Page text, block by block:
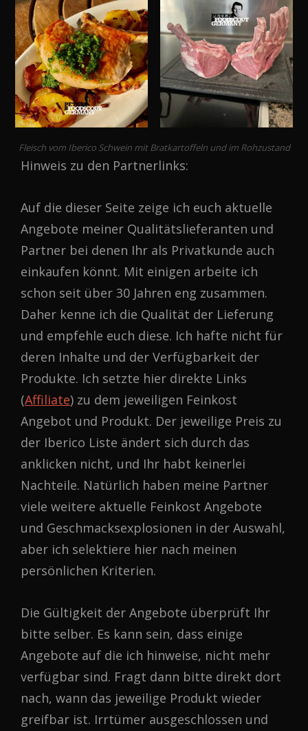
Fleisch vom Iberico Schwein mit Bratkartoffeln und im Rohzustand
Hinweis zu den Partnerlinks:
Auf die dieser Seite zeige ich euch aktuelle
Angebote meiner Qualitätslieferanten und
Partner bei denen Ihr als Privatkunde auch
einkaufen könnt. Mit einigen arbeite ich
schon seit über 30 Jahren eng zusammen.
Daher kenne ich die Qualität der Lieferung
und empfehle euch diese. Ich hafte nicht für
deren Inhalte und der Verfügbarkeit der
Produkte. Ich setzte hier direkte Links
(Affiliate) zu dem jeweiligen Feinkost
Angebot und Produkt. Der jeweilige Preis zu
der Iberico Liste ändert sich durch das
anklicken nicht, und Ihr habt keinerlei
Nachteile. Natürlich haben meine Partner
viele weitere aktuelle Feinkost Angebote
und Geschmacksexplosionen in der Auswahl,
aber ich selektiere hier nach meinen
persönlichen Kriterien.
Die Gültigkeit der Angebote überprüft Ihr
bitte selber. Es kann sein, dass einige
Angebote auf die ich hinweise, nicht mehr
verfügbar sind. Fragt dann bitte direkt dort
nach, wann das jeweilige Produkt wieder
greifbar ist. Irrtümer ausgeschlossen und